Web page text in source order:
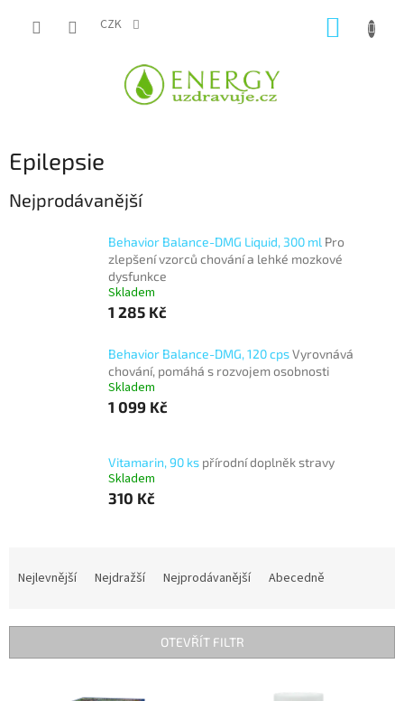
CZK
Epilepsie
Nejprodávanější
Behavior Balance-DMG Liquid, 300 ml Pro
zlepšení vzorců chování a lehké mozkové
dysfunkce
Skladem
1 285 Kč
Behavior Balance-DMG, 120 cpsVyrovnává
chování, pomáhá s rozvojem osobnosti
Skladem
1 099 Kč
Vitamarin, 90 ks přírodní doplněk stravy
Skladem
310 Kč
í
Nejlevnější Nejdražší Nejprodávanější Abecedně
OTEVŘÍT FILTR